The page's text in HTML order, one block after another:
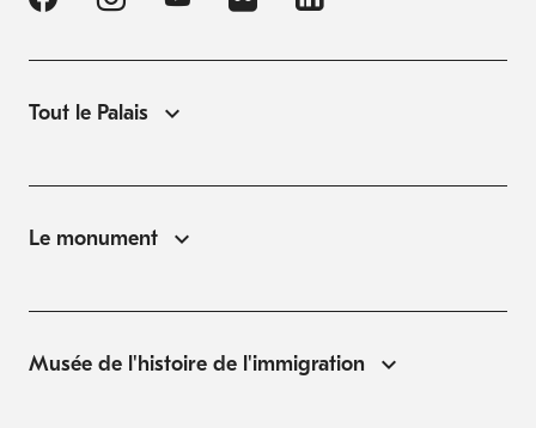
Tout le Palais
Le monument
Musée de l'histoire de l'immigration